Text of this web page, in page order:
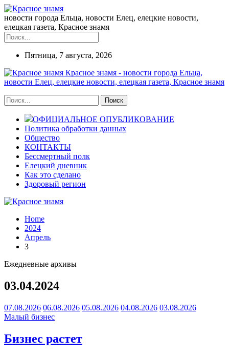
новости города Ельца, новости Елец, елецкие новости,
елецкая газета, Красное знамя
Пятница, 7 августа, 2026
Красное знамя - новости города Ельца,
новости Елец, елецкие новости, елецкая газета, Красное знамя
ОФИЦИАЛЬНОЕ ОПУБЛИКОВАНИЕ
Политика обработки данных
Общество
КОНТАКТЫ
Бессмертный полк
Елецкий дневник
Как это сделано
Здоровый регион
Home
2024
Апрель
3
Ежедневные архивы
03.04.2024
07.08.2026 06.08.2026 05.08.2026 04.08.2026 03.08.2026
Малый бизнес
Бизнес растет